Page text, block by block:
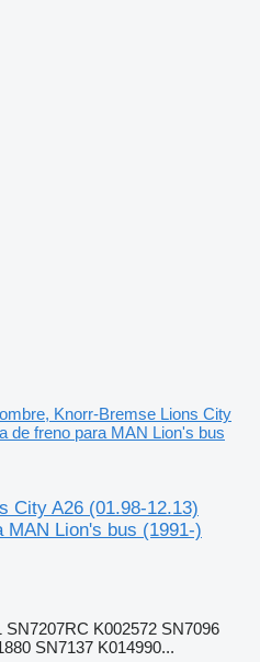
Knorr-Bremse Lions City
de freno para MAN Lion's bus
City A26 (01.98-12.13)
MAN Lion's bus (1991-)
SN7207RC K002572 SN7096
SN7137 K014990...